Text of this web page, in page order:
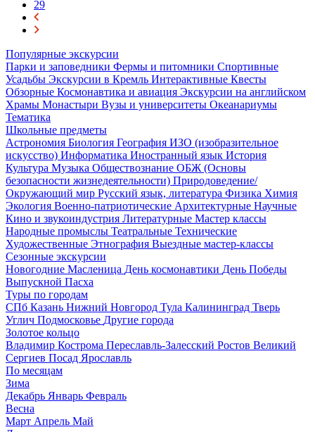
29
Популярные экскурсии
Парки и заповедники Фермы и питомники Спортивные
Усадьбы Экскурсии в Кремль Интерактивные Квесты
Обзорные Космонавтика и авиация Экскурсии на английском
Храмы Монастыри Вузы и университеты Океанариумы
Тематика
Школьные предметы
Астрономия Биология География ИЗО (изобразительное
искусство) Информатика Иностранный язык История
Культура Музыка Обществознание ОБЖ (Основы
безопасности жизнедеятельности) Природоведение/
Окружающий мир Русский язык, литература Физика Химия
Экология Военно-патриотические Архитектурные Научные
Кино и звукоиндустрия Литературные Мастер классы
Народные промыслы Театральные Технические
Художественные Этнография Выездные мастер-классы
Сезонные экскурсии
Новогодние Масленица День космонавтики День Победы
Выпускной Пасха
Туры по городам
СПб Казань Нижний Новгород Тула Калининград Тверь
Углич Подмосковье Другие города
Золотое кольцо
Владимир Кострома Переславль-Залесский Ростов Великий
Сергиев Посад Ярославль
По месяцам
Зима
Декабрь Январь Февраль
Весна
Март Апрель Май